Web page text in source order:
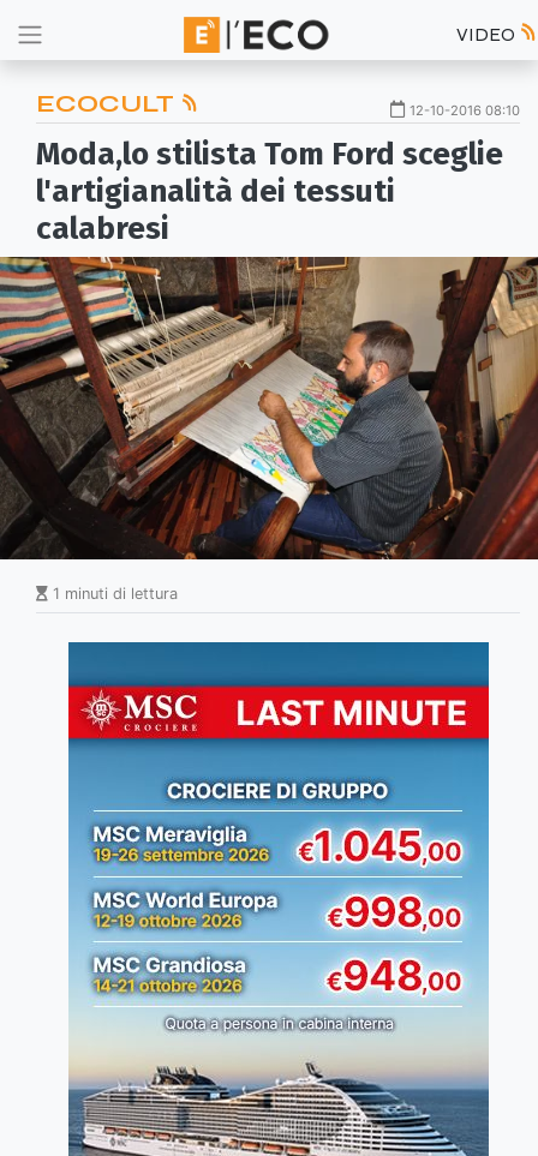
VIDEO
ECOCULT 12-10-2016 08:10
Moda,lo stilista Tom Ford sceglie
l'artigianalità dei tessuti
calabresi
1 minuti di lettura